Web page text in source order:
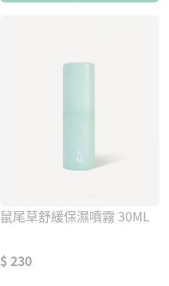
鼠尾草舒緩保濕噴霧 30ML
$ 230